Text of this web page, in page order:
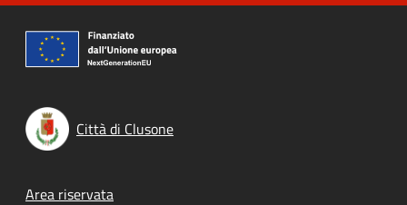
Città di Clusone
Area riservata